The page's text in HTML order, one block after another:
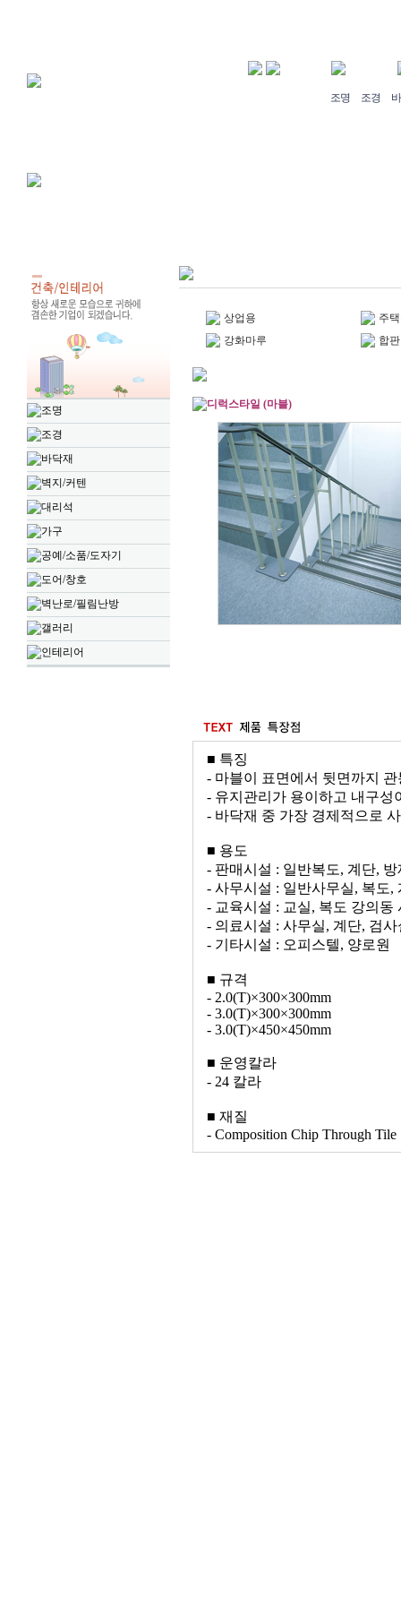
조명 조경
조명
조경
바닥재
벽지/커텐
대리석
가구
공예/소품/도자기
도어/창호
벽난로/필림난방
갤러리
인테리어
상업용
주
강화마루
합
디럭스타일 (마블)
■ 특징
- 마블이 표면에서 뒷면까지
- 유지관리가 용이하고 내구성
- 바닥재 중 가장 경제적으로
■ 용도
- 판매시설 : 일반복도, 계단,
- 사무시설 : 일반사무실, 복도,
- 교육시설 : 교실, 복도 강의동
- 의료시설 : 사무실, 계단, 검사
- 기타시설 : 오피스텔, 양로원
■ 규격
- 2.0(T)×300×300mm
- 3.0(T)×300×300mm
- 3.0(T)×450×450mm
■ 운영칼라
- 24 칼라
■ 재질
- Composition Chip Through Tile